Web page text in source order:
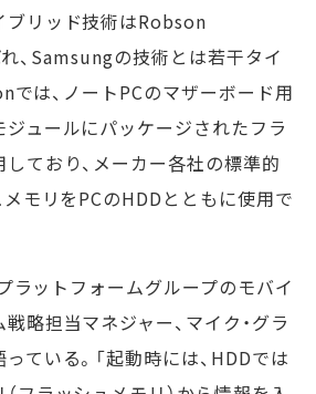
ブリッド技術はRobson
、Samsungの技術とは若干タイ
では、ノートPCのマザーボード用
ュールにパッケージされたフラ
ており、メーカー各社の標準的
モリをPCのHDDとともに使用で
ットフォームグループのモバイ
略担当マネジャー、マイク・グラ
ている。「起動時には、HDDでは